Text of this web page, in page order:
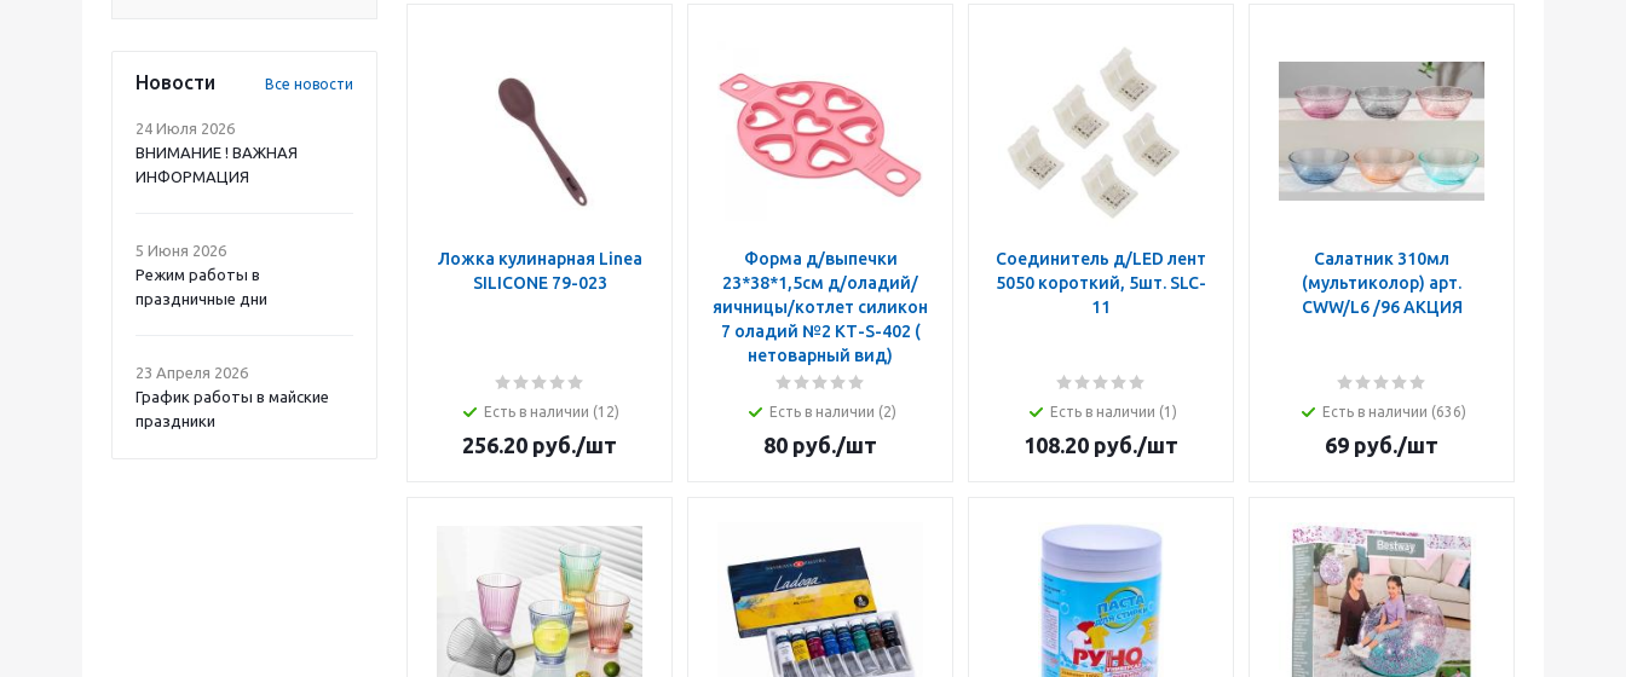
Новости Все новости
24 Июля 2026
ВНИМАНИЕ ! ВАЖНАЯ
ИНФОРМАЦИЯ
5 Июня 2026
Режим работы в
праздничные дни
23 Апреля 2026
График работы в майские
праздники
Ложка кулинарная Linea
SILICONE 79-023
Есть в наличии (12)
256.20 руб./шт
Форма д/выпечки
23*38*1,5см д/оладий/
яичницы/котлет силикон
7 оладий №2 КТ-S-402 (
нетоварный вид)
Есть в наличии (2)
80 руб./шт
Соединитель д/LED лент
5050 короткий, 5шт. SLC-
11
Есть в наличии (1)
108.20 руб./шт
Салатник 310мл
(мультиколор) арт.
CWW/L6 /96 АКЦИЯ
Есть в наличии (636)
69 руб./шт